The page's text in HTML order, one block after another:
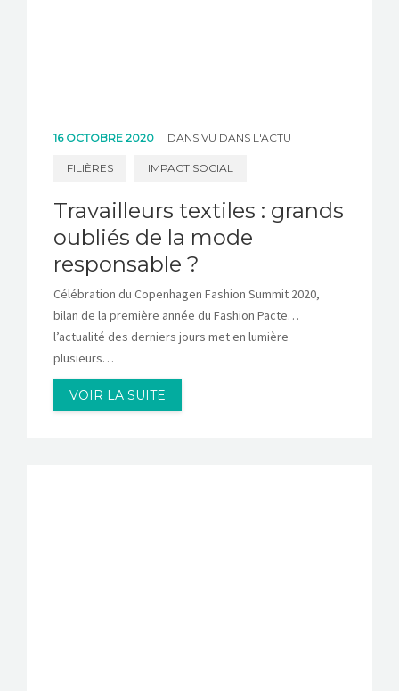
16 OCTOBRE 2020 DANS VU DANS L'ACTU
FILIÈRES IMPACT SOCIAL
Travailleurs textiles : grands
oubliés de la mode
responsable ?
Célébration du Copenhagen Fashion Summit 2020,
bilan de la première année du Fashion Pacte…
l’actualité des derniers jours met en lumière
plusieurs…
VOIR LA SUITE